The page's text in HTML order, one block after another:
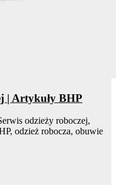
| Artykuły BHP
odzieży roboczej,
odzież robocza, obuwie